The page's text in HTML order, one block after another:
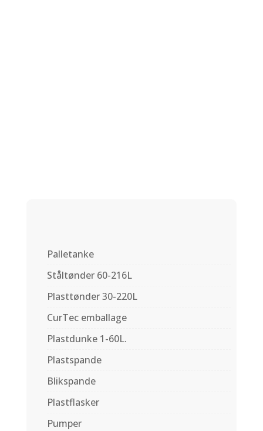
Palletanke
Ståltønder 60-216L
Plasttønder 30-220L
CurTec emballage
Plastdunke 1-60L.
Plastspande
Blikspande
Plastflasker
Pumper